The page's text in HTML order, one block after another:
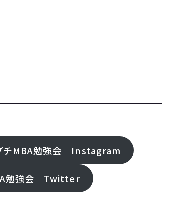
チMBA勉強会 Instagram
勉強会 Twitter